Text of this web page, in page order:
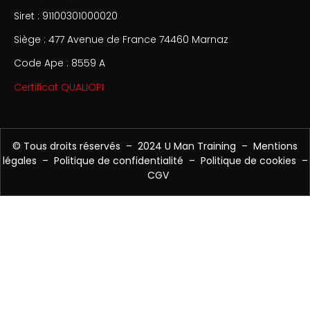
Siret : 91100301000020
Siège : 477 Avenue de France 74460 Marnaz
Code Ape : 8559 A
Certificat QUALIOPI
© Tous droits réservés – 2024 U Man Training – Mentions
légales – Politique de confidentialité – Politique de cookies –
CGV